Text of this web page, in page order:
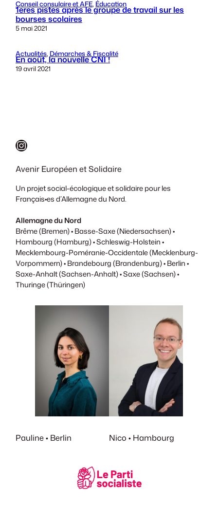
Conseil consulaire et AFE, Éducation
1eres pistes après le groupe de travail sur les
bourses scolaires
5 mai 2021
Actualités, Démarches & Fiscalité
En août, la nouvelle CNI !
19 avril 2021
Instagram
Avenir Européen et Solidaire
Un projet social-écologique et solidaire pour les
Français•es d’Allemagne du Nord.
Allemagne du Nord
Brême (Bremen) • Basse-Saxe (Niedersachsen) •
Hambourg (Hamburg) • Schleswig-Holstein •
Mecklembourg-Poméranie-Occidentale (Mecklenburg-
Vorpommern) • Brandebourg (Brandenburg) • Berlin •
Saxe-Anhalt (Sachsen-Anhalt) • Saxe (Sachsen) •
Thuringe (Thüringen)
Pauline • Berlin Nico • Hambourg